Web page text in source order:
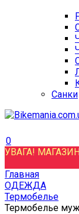
Санки
0
УВАГА!
Главная
ОДЕЖДА
Термобелье
Термобелье